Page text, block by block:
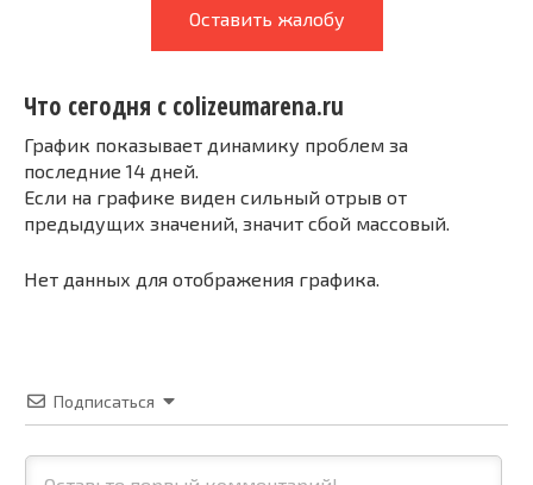
Оставить жалобу
Что сегодня с colizeumarena.ru
График показывает динамику проблем за
последние 14 дней.
Если на графике виден сильный отрыв от
предыдущих значений, значит сбой массовый.
Нет данных для отображения графика.
Подписаться